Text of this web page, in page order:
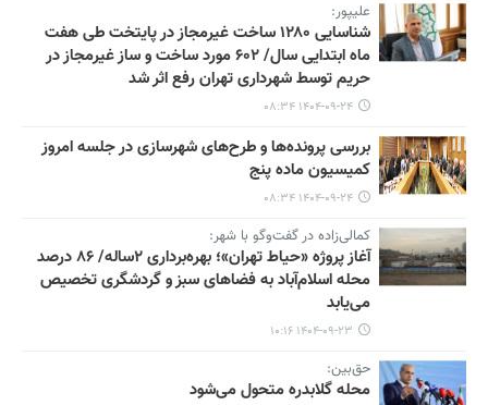
علیپور:
شناسایی ۱۲۸۰ ساخت غیرمجاز در پایتخت طی هفت
ماه ابتدایی سال/ ۶۰۲ مورد ساخت و ساز غیرمجاز در
حریم توسط شهرداری تهران رفع اثر شد
۱۴۰۴-۰۹-۲۴ ۰۸:۳۴
بررسی پرونده‌ها و طرح‌های شهرسازی در جلسه امروز
کمیسیون ماده پنج
۱۴۰۴-۰۹-۲۴ ۰۸:۳۴
کمالی‌زاده در گفت‌وگو با شهر:
آغاز پروژه «حیاط تهران»؛ بهره‌برداری ۲ساله/ ۸۶ درصد
محله اسلام‌آباد به فضاهای سبز و گردشگری تخصیص
می‌یابد
۱۴۰۴-۰۹-۲۳ ۱۰:۱۶
حق‌بین:
محله گلابدره متحول می‌شود